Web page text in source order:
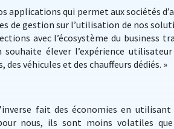
applications qui permet aux sociétés
de gestion sur l’utilisation de nos
avec l’écosystème du business
élever l’expérience
véhicules et des chauffeurs dédiés. »
fait des économies en utilisant
nous, ils sont moins volatiles